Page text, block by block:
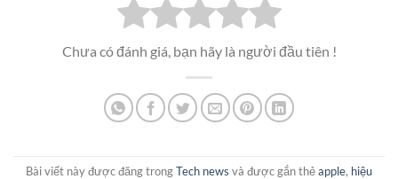
Chưa có đánh giá, bạn hãy là người đầu tiên !
Bài viết này được đăng trongTech news và được gắn thẻapple, hiệu